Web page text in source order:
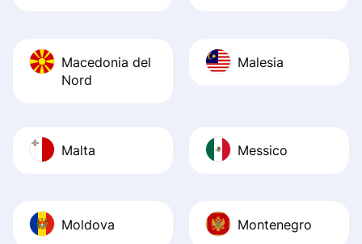
Macedonia del
Nord
Malesia
Malta Messico
Moldova Montenegro